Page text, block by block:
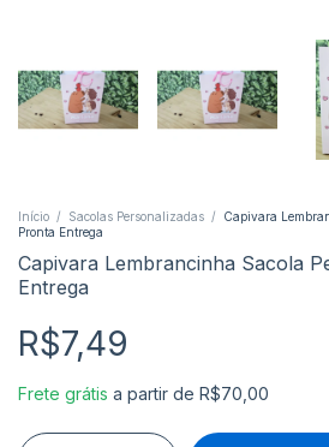
Início / Sacolas Personalizadas /
Capivara
Pronta Entrega
Capivara Lembrancinha Sacola
Entrega
R$7,49
Frete grátis a partir de R$70,00